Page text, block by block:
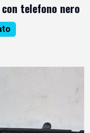
telefono nero